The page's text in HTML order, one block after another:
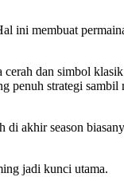
ini membuat
dan simbol
strategi sambil
di akhir season
jadi kunci utama.